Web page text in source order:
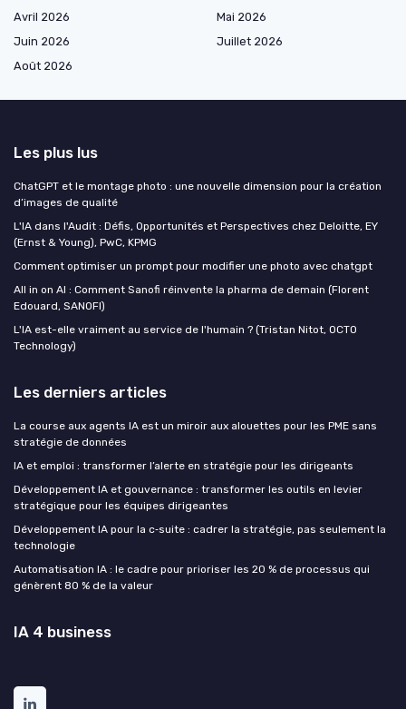
Avril 2026
Mai 2026
Juin 2026
Juillet 2026
Août 2026
Les plus lus
ChatGPT et le montage photo : une nouvelle dimension pour la création
d’images de qualité
L'IA dans l'Audit : Défis, Opportunités et Perspectives chez Deloitte, EY
(Ernst & Young), PwC, KPMG
Comment optimiser un prompt pour modifier une photo avec chatgpt
All in on AI : Comment Sanofi réinvente la pharma de demain (Florent
Edouard, SANOFI)
L'IA est-elle vraiment au service de l'humain ? (Tristan Nitot, OCTO
Technology)
Les derniers articles
La course aux agents IA est un miroir aux alouettes pour les PME sans
stratégie de données
IA et emploi : transformer l’alerte en stratégie pour les dirigeants
Développement IA et gouvernance : transformer les outils en levier
stratégique pour les équipes dirigeantes
Développement IA pour la c‑suite : cadrer la stratégie, pas seulement la
technologie
Automatisation IA : le cadre pour prioriser les 20 % de processus qui
génèrent 80 % de la valeur
IA 4 business